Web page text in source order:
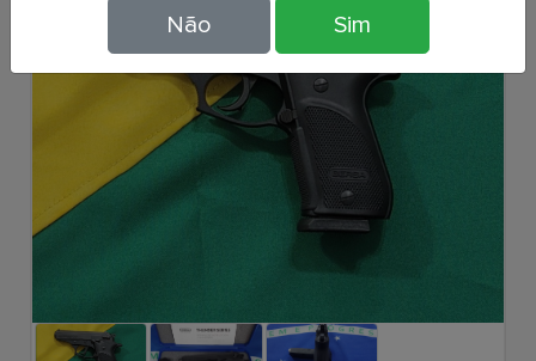
Não Sim